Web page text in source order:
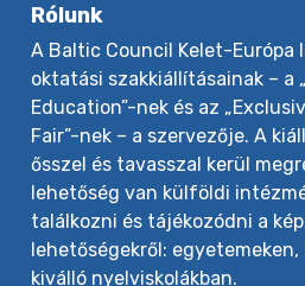
Rólunk
A Baltic Council Kelet-Európa
oktatási szakkiállításainak – a
Education”-nek és az
Fair”-nek – a szervezője. A
ősszel és tavasszal kerül
lehetőség van külföldi
találkozni és tájékozódni a
lehetőségekről: egyetemeken,
kiválló nyelviskolákban.